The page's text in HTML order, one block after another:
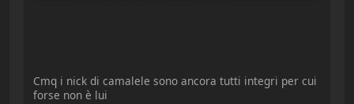
Cmq i nick di camalele sono ancora tutti integri per cui
forse non è lui